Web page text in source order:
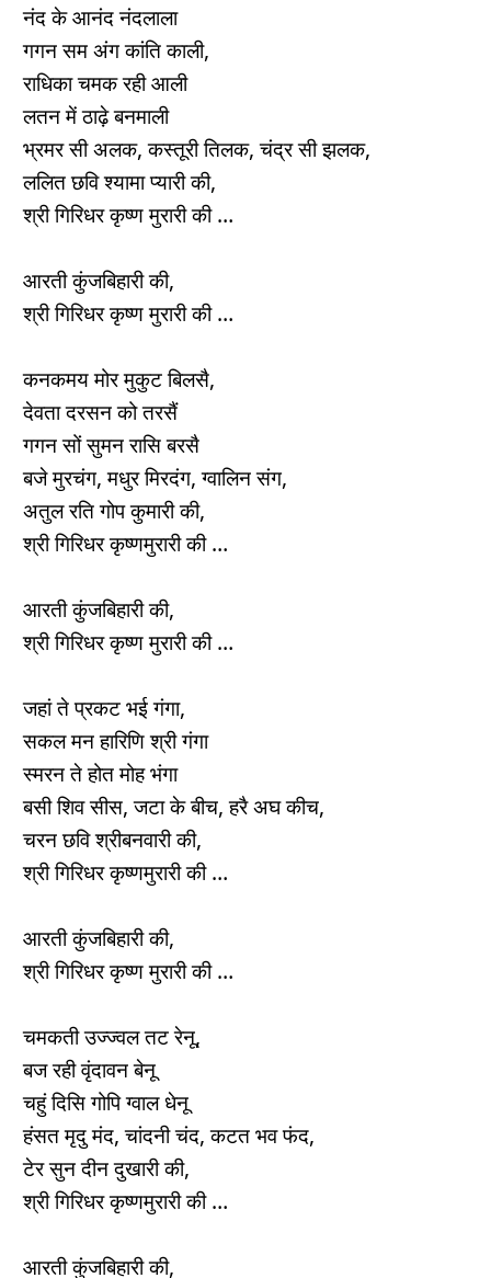
नंद के आनंद नंदलाला
गगन सम अंग कांति काली,
राधिका चमक रही आली
लतन में ठाढ़े बनमाली
भ्रमर सी अलक, कस्तूरी तिलक, चंद्र सी झलक,
ललित छवि श्यामा प्यारी की,
श्री गिरिधर कृष्ण मुरारी की …
आरती कुंजबिहारी की,
श्री गिरिधर कृष्ण मुरारी की …
कनकमय मोर मुकुट बिलसै,
देवता दरसन को तरसैं
गगन सों सुमन रासि बरसै
बजे मुरचंग, मधुर मिरदंग, ग्वालिन संग,
अतुल रति गोप कुमारी की,
श्री गिरिधर कृष्णमुरारी की …
आरती कुंजबिहारी की,
श्री गिरिधर कृष्ण मुरारी की …
जहां ते प्रकट भई गंगा,
सकल मन हारिणि श्री गंगा
स्मरन ते होत मोह भंगा
बसी शिव सीस, जटा के बीच, हरै अघ कीच,
चरन छवि श्रीबनवारी की,
श्री गिरिधर कृष्णमुरारी की …
आरती कुंजबिहारी की,
श्री गिरिधर कृष्ण मुरारी की …
चमकती उज्ज्वल तट रेनू,
बज रही वृंदावन बेनू
चहुं दिसि गोपि ग्वाल धेनू
हंसत मृदु मंद, चांदनी चंद, कटत भव फंद,
टेर सुन दीन दुखारी की,
श्री गिरिधर कृष्णमुरारी की …
आरती कुंजबिहारी की,